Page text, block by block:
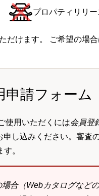
プロパティリリ
だけます。 ご希望の場
申請フォーム
使用いただくには会員登
申し込みください。審査
。
合（Webカタログなど